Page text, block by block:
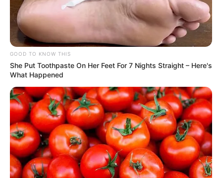
GOOD TO KNOW THIS
She Put Toothpaste On Her Feet For 7 Nights Straight – Here's
What Happened